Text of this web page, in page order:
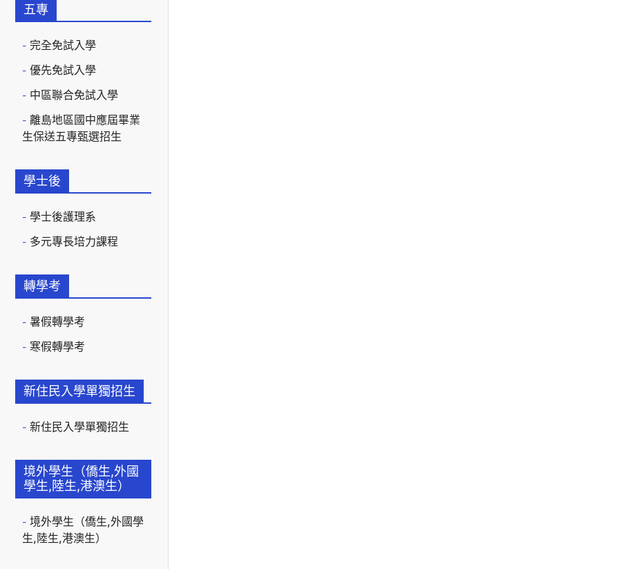
五專
完全免試入學
優先免試入學
中區聯合免試入學
離島地區國中應屆畢業
生保送五專甄選招生
學士後
學士後護理系
多元專長培力課程
轉學考
暑假轉學考
寒假轉學考
新住民入學單獨招生
新住民入學單獨招生
境外學生（僑生,外國
學生,陸生,港澳生）
境外學生（僑生,外國學
生,陸生,港澳生）